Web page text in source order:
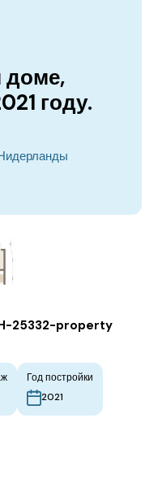
доме,
году.
25332-property
Год постройки
2021